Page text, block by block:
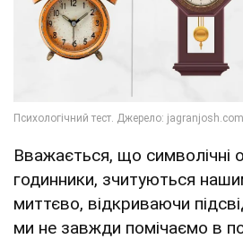
Вважається, що символічні
годинники, зчитуються
миттєво, відкриваючи
ми не завжди помічаємо в